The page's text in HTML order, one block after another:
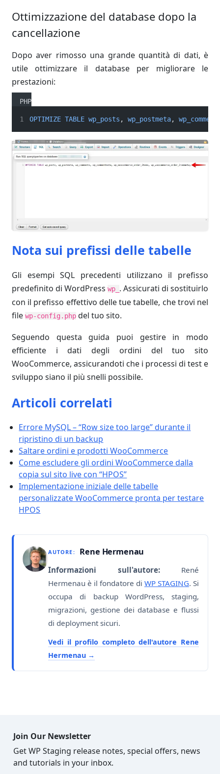
Ottimizzazione del database dopo la
cancellazione
Dopo aver rimosso una grande quantità di dati, è
utile ottimizzare il database per migliorare le
prestazioni:
PHP
OPTIMIZE TABLE wp_posts , wp_postmeta,
Nota sui prefissi delle tabelle
Gli esempi SQL precedenti utilizzano il prefisso
predefinito di WordPress wp_ . Assicurati di sostituirlo
con il prefisso effettivo delle tue tabelle, che trovi nel
file wp-config.php del tuo sito.
Seguendo questa guida puoi gestire in modo
efficiente i dati degli ordini del tuo sito
WooCommerce, assicurandoti che i processi di test e
sviluppo siano il più snelli possibile.
Articoli correlati
Errore MySQL – “Row size too large” durante il
ripristino di un backup
Saltare ordini e prodotti WooCommerce
Come escludere gli ordini WooCommerce dalla
copia sul sito live con “HPOS”
Implementazione iniziale delle tabelle
personalizzate WooCommerce pronta per testare
HPOS
AUTORE: Rene Hermenau
Informazioni sull'autore:René
Hermenau è il fondatore di WP STAGING. Si
occupa di backup WordPress, staging,
migrazioni, gestione dei database e flussi
di deployment sicuri.
Vedi il profilo completo dell'autore Rene
Hermenau
Join Our Newsletter
Get WP Staging release notes, special offers, news
and tutorials in your inbox.